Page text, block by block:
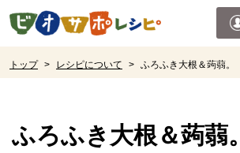
ページの先頭です。
トップ > レシピについて > ふろふき大根＆蒟蒻。
ふろふき大根＆蒟蒻。